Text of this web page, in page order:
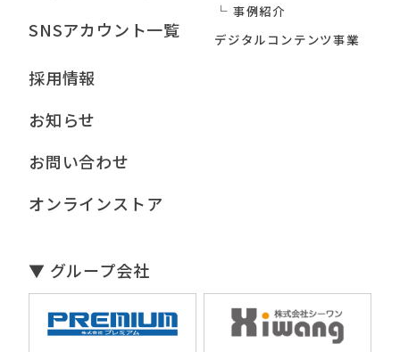
SNSアカウント一覧
事例紹介
デジタルコンテンツ事業
採用情報
お知らせ
お問い合わせ
オンラインストア
▼ グループ会社